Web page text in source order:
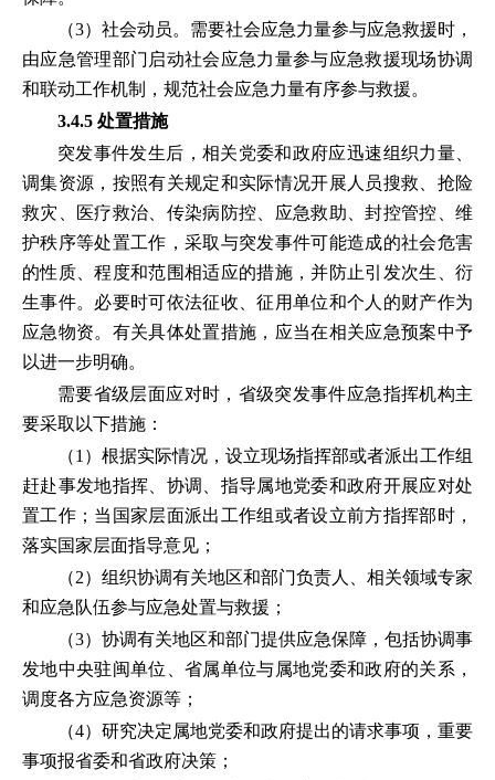
（3）社会动员。需要社会应急力量参与应急救援时，
由应急管理部门启动社会应急力量参与应急救援现场协调
和联动工作机制，规范社会应急力量有序参与救援。
3.4.5 处置措施
突发事件发生后，相关党委和政府应迅速组织力量、
调集资源，按照有关规定和实际情况开展人员搜救、抢险
救灾、医疗救治、传染病防控、应急救助、封控管控、维
护秩序等处置工作，采取与突发事件可能造成的社会危害
的性质、程度和范围相适应的措施，并防止引发次生、衍
生事件。必要时可依法征收、征用单位和个人的财产作为
应急物资。有关具体处置措施，应当在相关应急预案中予
以进一步明确。
需要省级层面应对时，省级突发事件应急指挥机构主
要采取以下措施：
（1）根据实际情况，设立现场指挥部或者派出工作组
赶赴事发地指挥、协调、指导属地党委和政府开展应对处
置工作；当国家层面派出工作组或者设立前方指挥部时，
落实国家层面指导意见；
（2）组织协调有关地区和部门负责人、相关领域专家
和应急队伍参与应急处置与救援；
（3）协调有关地区和部门提供应急保障，包括协调事
发地中央驻闽单位、省属单位与属地党委和政府的关系，
调度各方应急资源等；
（4）研究决定属地党委和政府提出的请求事项，重要
事项报省委和省政府决策；